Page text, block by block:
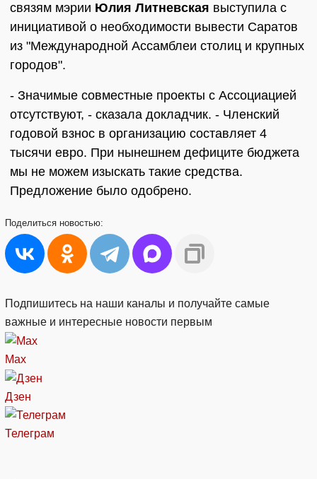
связям мэрии Юлия Литневская выступила с
инициативой о необходимости вывести Саратов
из "Международной Ассамблеи столиц и крупных
городов".
- Значимые совместные проекты с Ассоциацией
отсутствуют, - сказала докладчик. - Членский
годовой взнос в организацию составляет 4
тысячи евро. При нынешнем дефиците бюджета
мы не можем изыскать такие средства.
Предложение было одобрено.
Поделиться новостью:
Подпишитесь на наши каналы и получайте самые
важные и интересные новости первым
Max
Дзен
Телеграм